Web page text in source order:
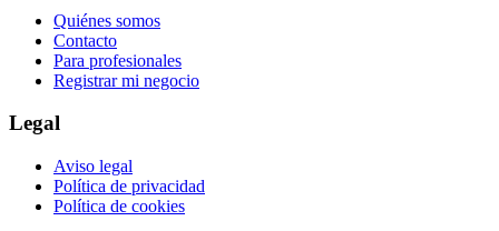
Quiénes somos
Contacto
Para profesionales
Registrar mi negocio
Legal
Aviso legal
Política de privacidad
Política de cookies